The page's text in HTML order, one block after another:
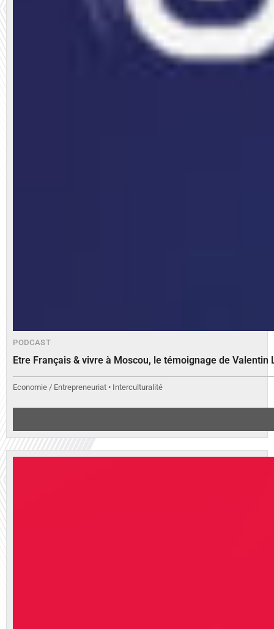
PODCAST
Etre Français & vivre à Moscou, le témoignage de Valentin
Economie / Entrepreneuriat • Interculturalité